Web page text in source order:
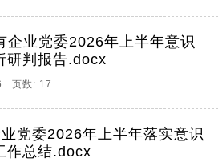
企业党委2026年上半年意识
研判报告.docx
页数: 17
党委2026年上半年落实意识
作总结.docx